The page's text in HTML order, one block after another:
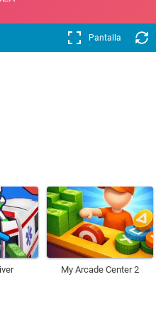
Pantalla
My Arcade Center 2